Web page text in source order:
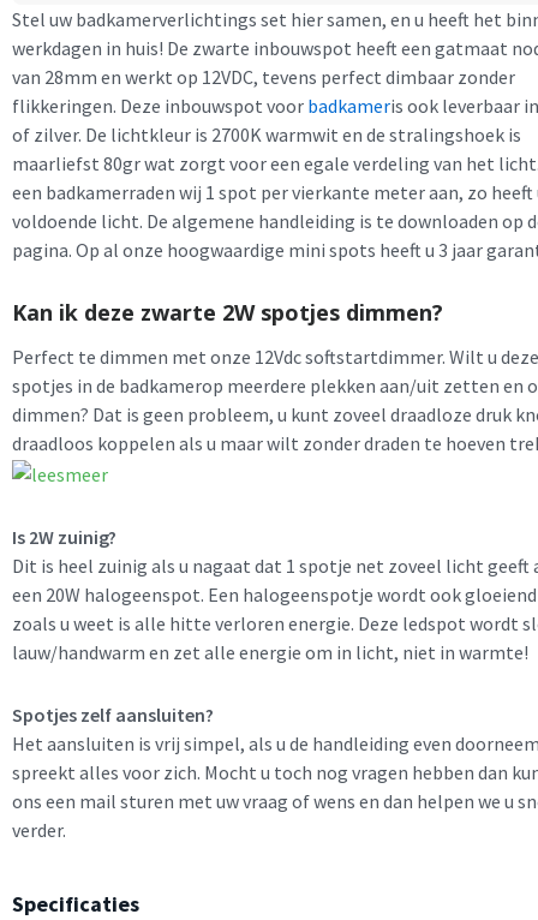
Stel uw badkamerverlichtings set hier samen, en u heeft het
werkdagen in huis! De zwarte inbouwspot heeft een gatmaat
van 28mm en werkt op 12VDC, tevens perfect dimbaar zonder
flikkeringen. Deze inbouwspot voor badkameris ook leverbaar
of zilver. De lichtkleur is 2700K warmwit en de stralingshoek is
maarliefst 80gr wat zorgt voor een egale verdeling van het
een badkamerraden wij 1 spot per vierkante meter aan, zo heeft
voldoende licht. De algemene handleiding is te downloaden op
pagina. Op al onze hoogwaardige mini spots heeft u 3 jaar
Kan ik deze zwarte 2W spotjes dimmen?
Perfect te dimmen met onze 12Vdc softstartdimmer. Wilt u
spotjes in de badkamerop meerdere plekken aan/uit zetten en
dimmen? Dat is geen probleem, u kunt zoveel draadloze druk
draadloos koppelen als u maar wilt zonder draden te hoeven
Is 2W zuinig?
Dit is heel zuinig als u nagaat dat 1 spotje net zoveel licht geeft
een 20W halogeenspot. Een halogeenspotje wordt ook
zoals u weet is alle hitte verloren energie. Deze ledspot wordt
lauw/handwarm en zet alle energie om in licht, niet in warmte!
Spotjes zelf aansluiten?
Het aansluiten is vrij simpel, als u de handleiding even
spreekt alles voor zich. Mocht u toch nog vragen hebben dan
ons een mail sturen met uw vraag of wens en dan helpen we u
verder.
Specificaties